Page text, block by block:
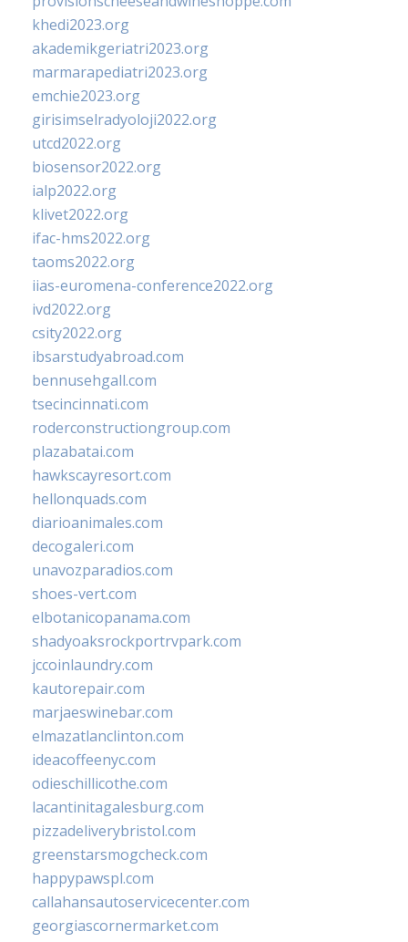
khedi2023.org
akademikgeriatri2023.org
marmarapediatri2023.org
emchie2023.org
girisimselradyoloji2022.org
utcd2022.org
biosensor2022.org
ialp2022.org
klivet2022.org
ifac-hms2022.org
taoms2022.org
iias-euromena-conference2022.org
ivd2022.org
csity2022.org
ibsarstudyabroad.com
bennusehgall.com
tsecincinnati.com
roderconstructiongroup.com
plazabatai.com
hawkscayresort.com
hellonquads.com
diarioanimales.com
decogaleri.com
unavozparadios.com
shoes-vert.com
elbotanicopanama.com
shadyoaksrockportrvpark.com
jccoinlaundry.com
kautorepair.com
marjaeswinebar.com
elmazatlanclinton.com
ideacoffeenyc.com
odieschillicothe.com
lacantinitagalesburg.com
pizzadeliverybristol.com
greenstarsmogcheck.com
happypawspl.com
callahansautoservicecenter.com
georgiascornermarket.com